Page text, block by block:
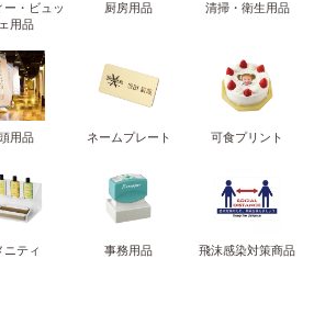
ー・ビュッ
用品
厨房用品 清掃・衛生用品
用品 ネームプレート 可食プリント
ニティ 事務用品 飛沫感染対策商品